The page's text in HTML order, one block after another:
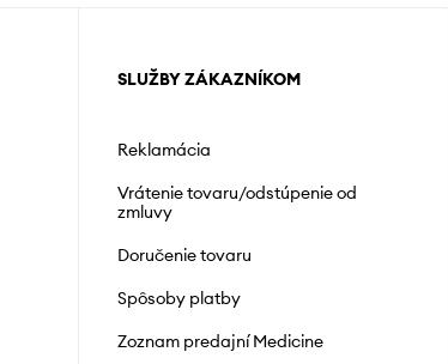
SLUŽBY ZÁKAZNÍKOM
Reklamácia
Vrátenie tovaru/odstúpenie od
zmluvy
Doručenie tovaru
Spôsoby platby
Zoznam predajní Medicine